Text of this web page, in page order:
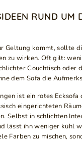
RUND UM
Geltung kommt, sollte
zu wirken. Oft gilt:
Couchtisch oder
dem Sofa die
ist ein rotes
eingerichteten
Selbst in schlichten
lässt ihn weniger kühl
Farben zu mischen,